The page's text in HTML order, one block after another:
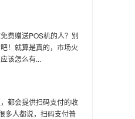
费赠送POS机的人？别
！就算是真的，市场火
该怎么有...
都会提供扫码支付的收
多人都说，扫码支付普